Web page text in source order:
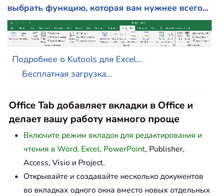
выбрать функцию, которая вам нужнее всего...
Подробнее о Kutools для Excel...
Бесплатная загрузка...
Office Tab добавляет вкладки в Office и
делает вашу работу намного проще
Включите режим вкладок для редактирования и
чтения в Word, Excel, PowerPoint, Publisher,
Access, Visio и Project.
Открывайте и создавайте несколько документов
во вкладках одного окна вместо новых отдельных